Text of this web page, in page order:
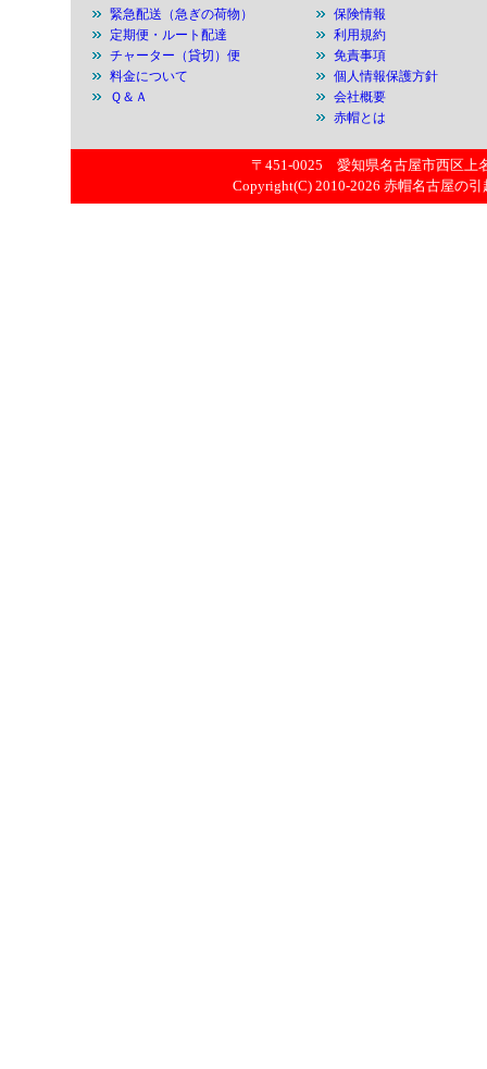
緊急配送（急ぎの荷物）
定期便・ルート配達
チャーター（貸切）便
料金について
Ｑ＆Ａ
保険情報
利用規約
免責事項
個人情報保護方針
会社概要
赤帽とは
〒451-0025 愛知県名古屋市西区上
Copyright(C) 2010-2026 赤帽名古屋の引